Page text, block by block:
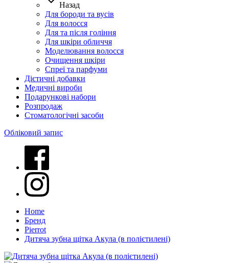
Назад
Для бороди та вусів
Для волосся
Для та після гоління
Для шкіри обличчя
Моделювання волосся
Очищення шкіри
Спреї та парфуми
Дієтичні добавки
Медичні вироби
Подарункові набори
Розпродаж
Стоматологічні засоби
Обліковий запис
Home
Бренд
Pierrot
Дитяча зубна щітка Акула (в полієтилені)